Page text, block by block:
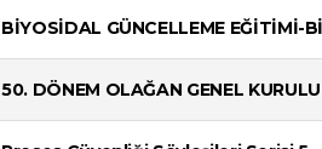
BİYOSİDAL GÜNCELLEME EĞİTİMİ-
50. DÖNEM OLAĞAN GENEL